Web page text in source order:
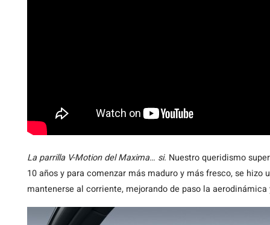
Laparrilla V-Motion del Maxima… si. Nuestro queridismo
10 años y para comenzar más maduro y más fresco, se
mantenerse al corriente, mejorando de paso la